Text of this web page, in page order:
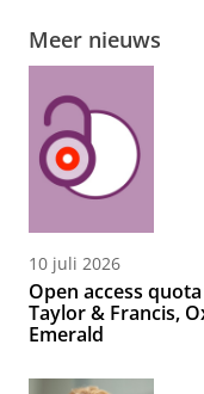
Meer nieuws
10 juli 2026
Open access
Taylor & Francis,
Emerald